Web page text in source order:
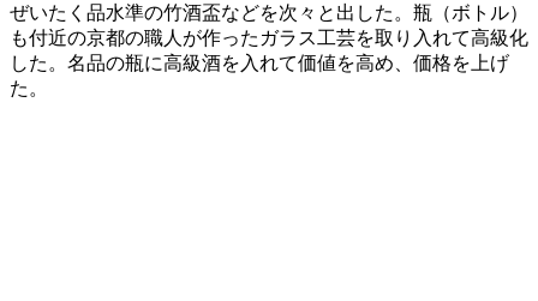
ぜいたく品水準の竹酒盃などを次々と出した。瓶（ボトル）
も付近の京都の職人が作ったガラス工芸を取り入れて高級化
した。名品の瓶に高級酒を入れて価値を高め、価格を上げ
た。